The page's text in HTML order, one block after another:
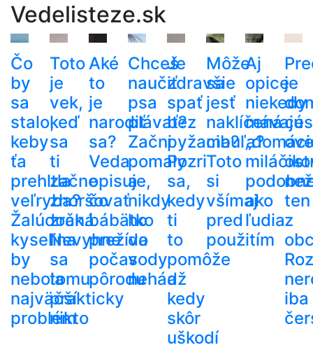
Vedelisteze.sk
Čo
by
sa
stalo,
keby
ťa
prehltla
veľryba?
Žalúdočná
kyselina
by
nebola
najväčší
problém
Toto
je
vek,
keď
sa
ti
začne
zhoršovať
zrak.
Nevyhne
sa
tomu
prakticky
nikto
Aké
to
je
narodiť
sa?
Veda
opisuje,
čo
bábätko
prežíva
počas
pôrodu
Chceš
naučiť
psa
plávať?
Začni
pomaly
a
nikdy
ho
do
vody
nehádž
Je
zdravšie
spať
bez
pyžama?
Pozri
sa,
kedy
ti
to
pomôže
a
kedy
skôr
uškodí
Môže
sa
jesť
naklíčená
cibuľa?
Toto
si
všímaj
pred
použitím
Aj
opice
niekedy
mávajú
ako
ľudia
je
než
ten
z
iba